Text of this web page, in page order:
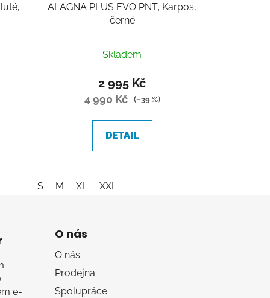
ALAGNA PLUS EVO PNT, Karpos,
černé
Skladem
2 995 Kč
4 990 Kč (–39 %)
DETAIL
S M XL XXL
e-
O nás
O nás
Prodejna
Spolupráce